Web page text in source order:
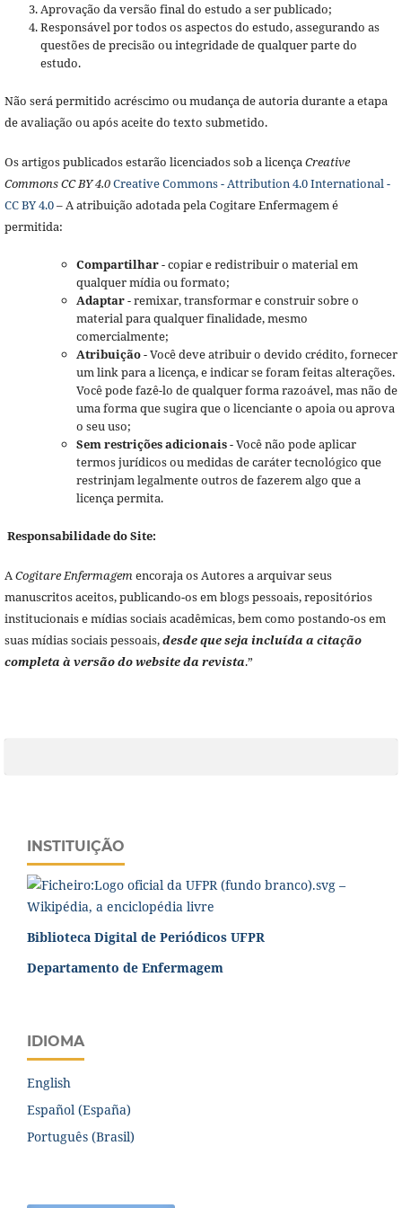
Aprovação da versão final do estudo a ser publicado;
Responsável por todos os aspectos do estudo, assegurando as
questões de precisão ou integridade de qualquer parte do
estudo.
Não será permitido acréscimo ou mudança de autoria durante a etapa
de avaliação ou após aceite do texto submetido.
Os artigos publicados estarão licenciados sob a licençaCreative
Commons CC BY 4.0Creative Commons - Attribution 4.0 International -
CC BY 4.0– A atribuição adotada pela Cogitare Enfermagem é
permitida:
Compartilhar- copiar e redistribuir o material em
qualquer mídia ou formato;
Adaptar- remixar, transformar e construir sobre o
material para qualquer finalidade, mesmo
comercialmente;
Atribuição- Você deve atribuir o devido crédito, fornecer
um link para a licença, e indicar se foram feitas alterações.
Você pode fazê-lo de qualquer forma razoável, mas não de
uma forma que sugira que o licenciante o apoia ou aprova
o seu uso;
Sem restrições adicionais- Você não pode aplicar
termos jurídicos ou medidas de caráter tecnológico que
restrinjam legalmente outros de fazerem algo que a
licença permita.
Responsabilidade do Site:
ACogitare Enfermagemencoraja os Autores a arquivar seus
manuscritos aceitos, publicando-os em blogs pessoais, repositórios
institucionais e mídias sociais acadêmicas, bem como postando-os em
suas mídias sociais pessoais,desde que seja incluída a citação
completa à versão do website da revista.”
INSTITUIÇÃO
Biblioteca Digital de Periódicos UFPR
Departamento de Enfermagem
IDIOMA
English
Español (España)
Português (Brasil)